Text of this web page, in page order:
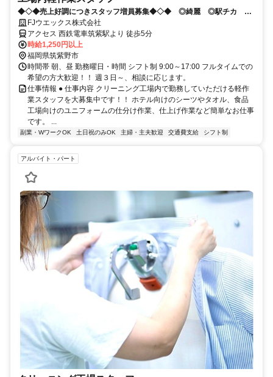
◆◇◆売上好調につきスタッフ増員募集◆◇◆ ◎綺麗 ◎駅チカ ◎
高時給 ◎安定
FJウエックス株式会社
アクセス 西鉄電車筑紫駅より 徒歩5分
時給1,250円以上
福岡県筑紫野市
時間帯 朝、昼 勤務曜日・時間 シフト制 9:00～17:00 フルタイムでの
希望の方大歓迎！！ 週３日～、相談に応じます。
仕事情報 ● 仕事内容 クリーニング工場内で勤務していただける軽作
業スタッフを大募集中です！！ ホテル向けのシーツやタオル、食品
工場向けのユニフォームの仕分け作業、仕上げ作業など簡単なお仕事
です。 ...
副業・WワークOK 土日祝のみOK 主婦・主夫歓迎 交通費支給 シフト制
アルバイト・パート